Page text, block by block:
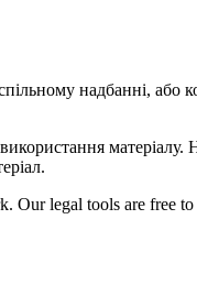
надбанні,
матеріалу.
Our legal tools are free to